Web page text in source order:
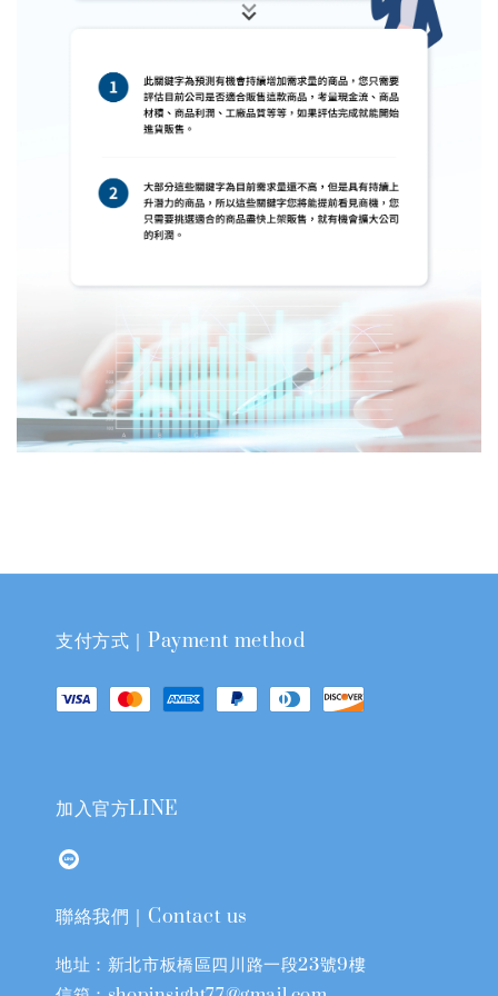
支付方式｜Payment method
加入官方LINE
聯絡我們｜Contact us
地址：新北市板橋區四川路一段23號9樓